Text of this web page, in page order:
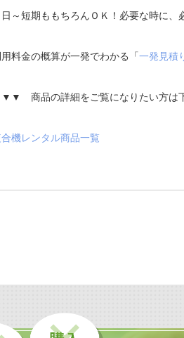
日～短期ももちろんＯＫ！必要な時に、
料金の概算が一発でわかる「一発見積
商品の詳細をご覧になりたい方
機レンタル商品一覧